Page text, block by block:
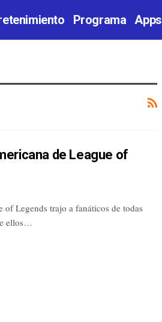
Programa Apps
de League of
Legends trajo a fanáticos de todas
ellos…